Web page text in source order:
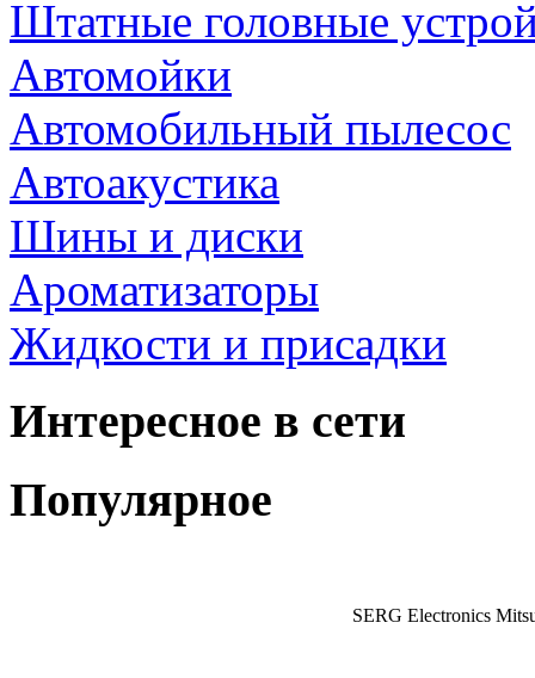
Штатные головные
Автомойки
Автомобильный пылесос
Автоакустика
Шины и диски
Ароматизаторы
Жидкости и присадки
Интересное в сети
Популярное
SERG Electronics